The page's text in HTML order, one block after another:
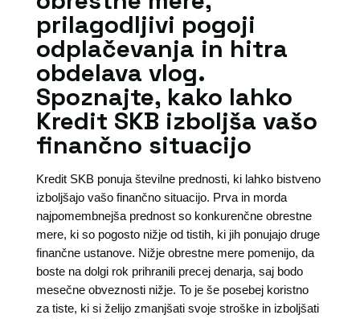
prilagodljivi pogoji
odplačevanja in hitra
obdelava vlog.
Spoznajte, kako lahko
Kredit SKB izboljša vašo
finančno situacijo
Kredit SKB ponuja številne prednosti, ki lahko bistveno
izboljšajo vašo finančno situacijo. Prva in morda
najpomembnejša prednost so konkurenčne obrestne
mere, ki so pogosto nižje od tistih, ki jih ponujajo druge
finančne ustanove. Nižje obrestne mere pomenijo, da
boste na dolgi rok prihranili precej denarja, saj bodo
mesečne obveznosti nižje. To je še posebej koristno
za tiste, ki si želijo zmanjšati svoje stroške in izboljšati